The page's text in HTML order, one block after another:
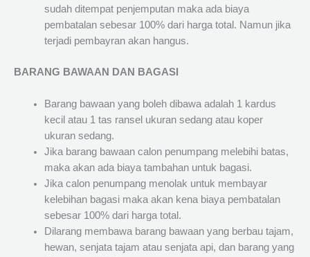
sudah ditempat penjemputan maka ada biaya
pembatalan sebesar 100% dari harga total. Namun jika
terjadi pembayran akan hangus.
BARANG BAWAAN DAN BAGASI
Barang bawaan yang boleh dibawa adalah 1 kardus
kecil atau 1 tas ransel ukuran sedang atau koper
ukuran sedang.
Jika barang bawaan calon penumpang melebihi batas,
maka akan ada biaya tambahan untuk bagasi.
Jika calon penumpang menolak untuk membayar
kelebihan bagasi maka akan kena biaya pembatalan
sebesar 100% dari harga total.
Dilarang membawa barang bawaan yang berbau tajam,
hewan, senjata tajam atau senjata api, dan barang yang